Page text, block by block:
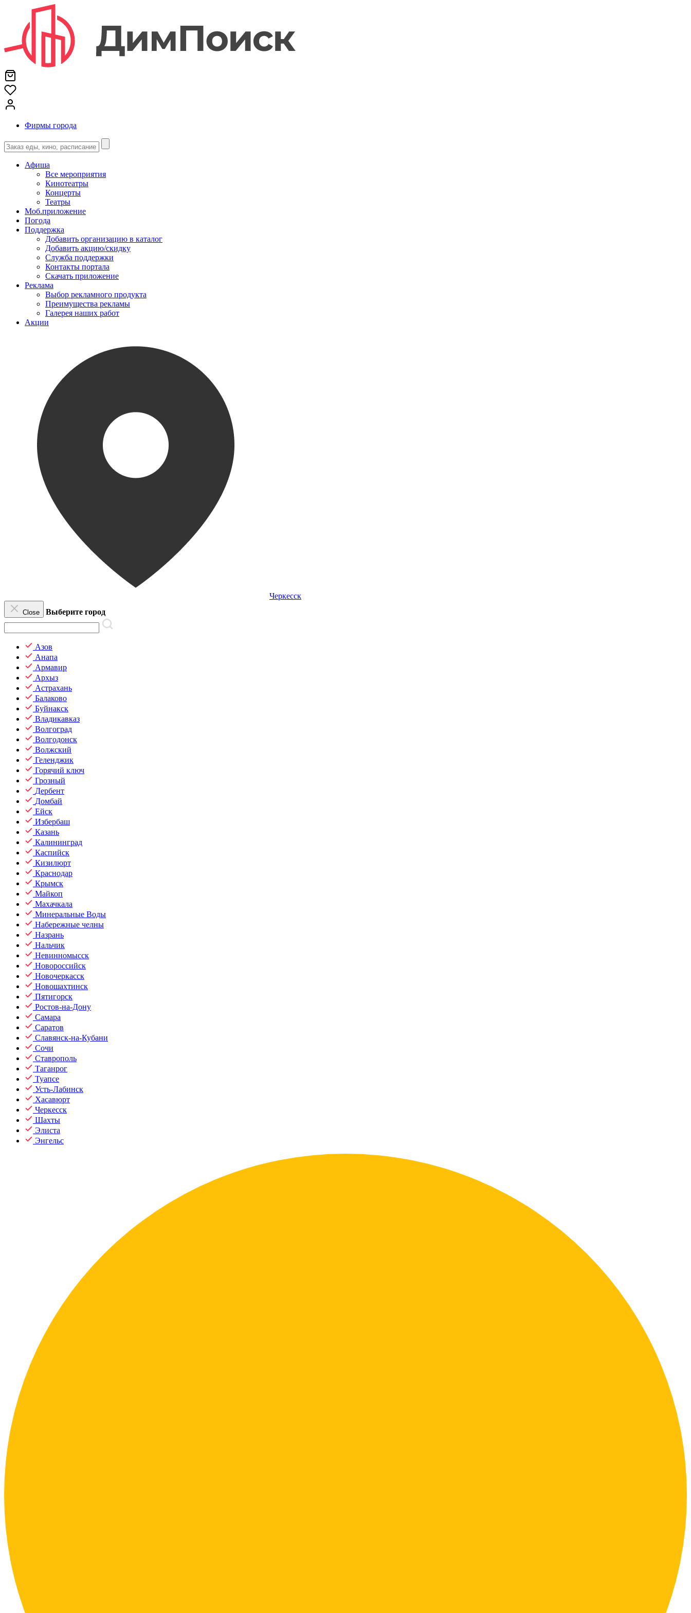
Фирмы города
Афиша
Все мероприятия
Кинотеатры
Концерты
Театры
Моб.приложение
Погода
Поддержка
Добавить организацию в каталог
Добавить акцию/скидку
Служба поддержки
Контакты портала
Скачать приложение
Реклама
Выбор рекламного продукта
Преимущества рекламы
Галерея наших работ
Акции
Черкесск
Close Выберите город
Азов
Анапа
Армавир
Архыз
Астрахань
Балаково
Буйнакск
Владикавказ
Волгоград
Волгодонск
Волжский
Геленджик
Горячий ключ
Грозный
Дербент
Домбай
Ейск
Избербаш
Казань
Калининград
Каспийск
Кизилюрт
Краснодар
Крымск
Майкоп
Махачкала
Минеральные Воды
Набережные челны
Назрань
Нальчик
Невинномысск
Новороссийск
Новочеркасск
Новошахтинск
Пятигорск
Ростов-на-Дону
Самара
Саратов
Славянск-на-Кубани
Сочи
Ставрополь
Таганрог
Туапсе
Усть-Лабинск
Хасавюрт
Черкесск
Шахты
Элиста
Энгельс